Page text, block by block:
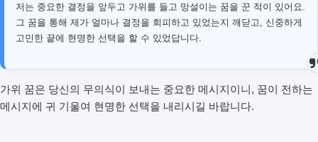
저는 중요한 결정을 앞두고 가위를 들고 망설이는 꿈을 꾼 적이 있어요.
그 꿈을 통해 제가 얼마나 결정을 회피하고 있었는지 깨닫고, 신중하게
고민한 끝에 현명한 선택을 할 수 있었답니다.
가위 꿈은 당신의 무의식이 보내는 중요한 메시지이니, 꿈이 전하는
메시지에 귀 기울여 현명한 선택을 내리시길 바랍니다.